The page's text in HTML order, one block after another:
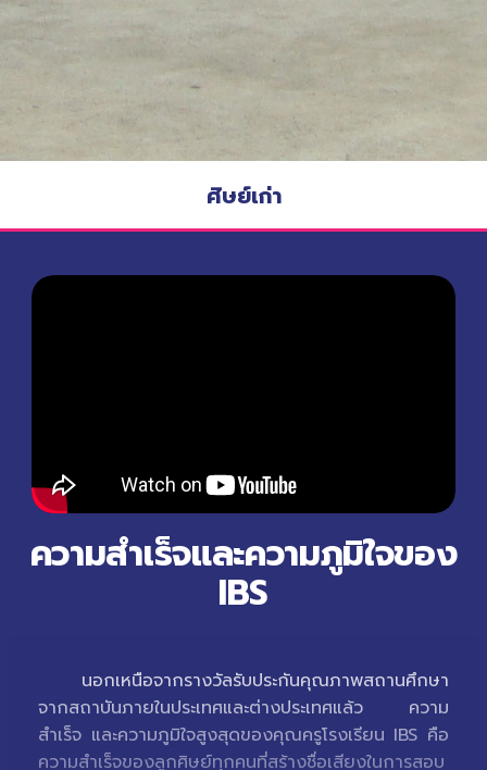
ศิษย์เก่า
ความสำเร็จและความภูมิใจของ
IBS
นอกเหนือจากรางวัลรับประกันคุณภาพสถานศึกษา
จากสถาบันภายในประเทศและต่างประเทศแล้ว ความ
สำเร็จ และความภูมิใจสูงสุดของคุณครูโรงเรียน IBS คือ
ความสำเร็จของลูกศิษย์ทุกคนที่สร้างชื่อเสียงในการสอบ